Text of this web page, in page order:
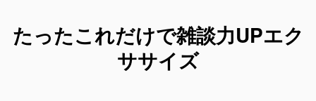
たったこれだけで雑談力UPエク
ササイズ